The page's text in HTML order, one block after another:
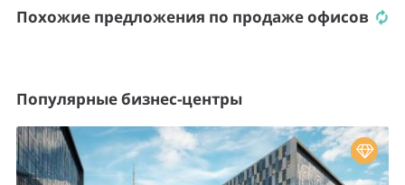
Похожие предложения по продаже офисов
Популярные бизнес-центры